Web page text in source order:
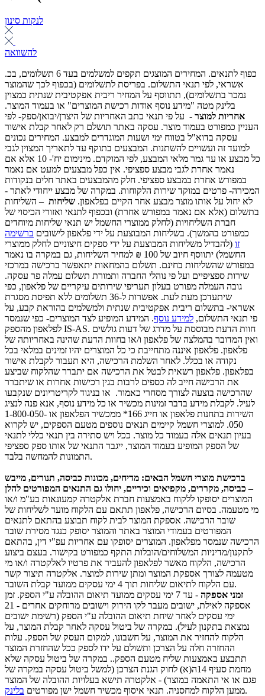
לנקות סינון
להשוואה
כפוף לתנאים. המחירים המוצגים תקפים למשלמים בעד 6 תשלומים, בכ.
אשראי, לפי תנאי התשלום. בפריסת לתשלומים (בכפוף לכך שהמוצר
נמכר בתשלומים), תתווסף על המחיר ריבית אפקטיבית שנתית כמצוין
בלינק מטה "מידע נוסף אודות רכישת המוצרים" או בעמוד המוצר.
אחריות למוצר - על פי תנאי כתב האחריות של היצרן/יבואן/ספק- לפי
העניין כמפורט בעמוד מוצר. עסקה באתר תושלם רק לאחר קבלת אישור
עסקה בדוא"ל בטווח ימי ושעות המוגדרים למבצע. המחירים נכונים
למועד זה ועשויים להשתנות. המבצעים בתוקף עד לתאריך המצוין לגבי
כל מבצע או עד גמר מלאי המבצע, לפי המוקדם. מינימום יח'- 10 אלא אם
נאמר אחרת לגבי מבצע ספציפי. אין כפל מבצעים למעט אם נאמר
במפורש אחרת במבצע ספציפי. חלק מהמבצעים באתר חלים בנקודות
המכירה- פרטים במוקד שירות הלקוחות. במקרה של מבצע ייחודי לאתר -
לא יחול על אותו מוצר מבצע אחר הקיים בפלאפון. שליחות – השליחות
בתשלום (אלא אם נאמר במפורש אחרת) ובכפוף לתנאי ואזורי הכיסוי של
חברת השליחויות (לחלק ממוצרי החשמל יש תנאי שליחות מיוחדים
כמפורט בהמשך). בשליחות המבוצעת על ידי פלאפון לישובים ברשימה
זו (להבדיל משליחות המבוצעת על ידי ספקים חיצוניים לחלק ממוצרי
החשמל) יתווסף חיוב של 100 ₪ למחיר השליחות, גם במקרה בו נאמר
במפורש שהשליחות בחינם. תשלום בהמחאות יתאפשר ברכישה במרכזי
שירות ספציפיים ועל פי נוהלי החברה ותמורת תשלום עמלה פר עסקה.
גובה העמלה מפורט בעלון תעריפי שירותים עיקריים של פלאפון, כפי
שיתעדכן מעת לעת. אפשרות ל-36 תשלומים ללא תפיסת מסגרת
אשראי- בתשלום ריבית אפקטיבית שנתית ולמשלמים בהוראת קבע, על
פי תנאי התשלום, למידע נוסף. המידע המופיע לצד המוצרים- כפי שנמסר
לפלאפון מהספק IS-AS. חוות הדעת מבוססת על מדרג של דעות גולשים
ואין המדובר בהמלצה של פלאפון ו/או בחוות הדעת שהינה באחריותה של
פלאפון. פלאפון איננה מתחייבת כי כל המוצרים יהיו זמינים במלאי בכל
נקודה או בכלל. לאחר השלמת הרכישה, היא תעבור לקבלת אישור
בפלאפון. פלאפון רשאית לבטל את הרכישה אם יתברר שהלקוח שביצע
את הרכישה חייב לה כספים לרבות בגין רכישות אחרות או שיתברר
שהרכישה בוצעה לצורך מסחרי כאמור. או בניגוד לקריטריונים שנקבעו
לעיל. לקבלת מידע בדבר זמינות מכשיר או כל מידע נוסף, אנא פנה לנציג
השירות בתחנות פלאפון או חייג 166* ממכשיר הפלאפון או 1-800-050-
050. למוצרי חשמל קיימים תנאים נוספים מטעם הספקים, יש לקרוא
בעיון תנאים אלה בעמוד כל מוצר. ככל ויש סתירה בין תנאי כללי לתנאי
של הספק המופיע בעמוד המוצר, ייגבר התנאי של אותו ספק ספציפי
התמונות להמחשה בלבד.
ברכישת מוצרי חשמל הבאים: מדיחים, מכונות כביסה, תנורים, מייבש
כביסה, מקררים, מקפיאים וכיריים, יחולו גם התנאים המפורטים להלן –
המוצרים יסופקו ללקוח באמצעות חברת אלקטרה קמעונאות בע"מ ו/או
מי מטעמה. בסיום הרכישה, פלאפון תתאם עם הלקוח מועד לשליחות של
שובר הרכישה. אספקת המוצר לבית לקוח תבוצע בהתאם לתנאים
המפורטים בעמודי המוצר באתר והמוצר יסופק כנגד מסירת שובר
הרכישה שנמסר מפלאפון. המוצרים יסופקו עם אחריות עפ"י דין, בהתאם
לתקנון/מדיניות המשלוחים/הובלות התקף כמפורט בקישור. בעצם ביצוע
הרכישה, הלקוח מאשר לפלאפון להעביר את פרטיו לאלקטרה ו/או מי
מטעמה לצורך אספקת המוצר ומתן שירות למוצר. אלקטרה תיצור קשר
עם הלקוח לתיאום שליחות תוך 4 ימי עסקים ממועד קבלת השובר.
זמני אספקה
- עד 7 ימי עסקים ממועד תיאום ההובלה ע"י הספק. זמן
אספקה לאילת, ישובים מעבר לקו הירוק וישובים מרוחקים אחרים - 21
ימי עסקים לאחר שיחת תיאום ההובלה ע"י הספק (רשימת ישובים
נמצאת בתקנון לעיל). במקרה של ביטול עסקה לאחר קבלת המוצר, על
הלקוח להחזיר את המוצר, על חשבונו, למקום העסק של הספק. עלות
ההחזרה חלה על הצרכן ותשולם על ידו לספק ככל שהחזרת המוצר
תתבצע באמצעות שליח מטעם הספק.. במקרה של ביטול עסקה שלא
מחמת סעיף 14ה(א) לחוק הגנת הצרכן (למשל ביטול עסקה במקרה של
פגם או אי התאמה במוצר) - אלקטרה תישא בעלויות ההובלה של המוצר
ממען הלקוח למחסניה. תנאי איסוף מכשיר חשמל ישן מפורטים בלינק .